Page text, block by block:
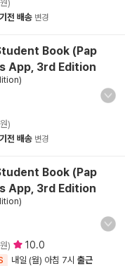
)
전 배송 변경
Book (Pap
App, 3rd Edition
)
전 배송 변경
Book (Pap
App, 3rd Edition
) 10.0
내일 (월) 아침 7시 출근